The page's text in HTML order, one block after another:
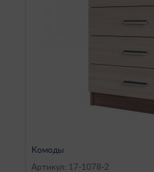
Комоды
Артикул: 17-1078-2